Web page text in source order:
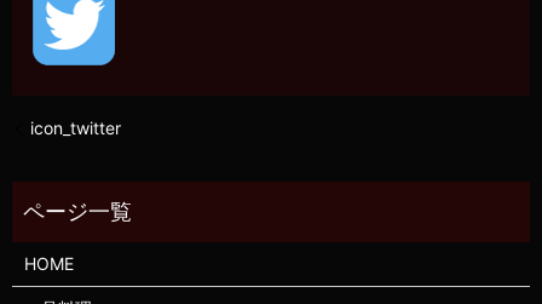
icon_twitter
HOME